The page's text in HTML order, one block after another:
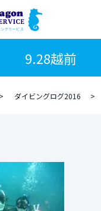
9.28越前
ダイビングログ2016